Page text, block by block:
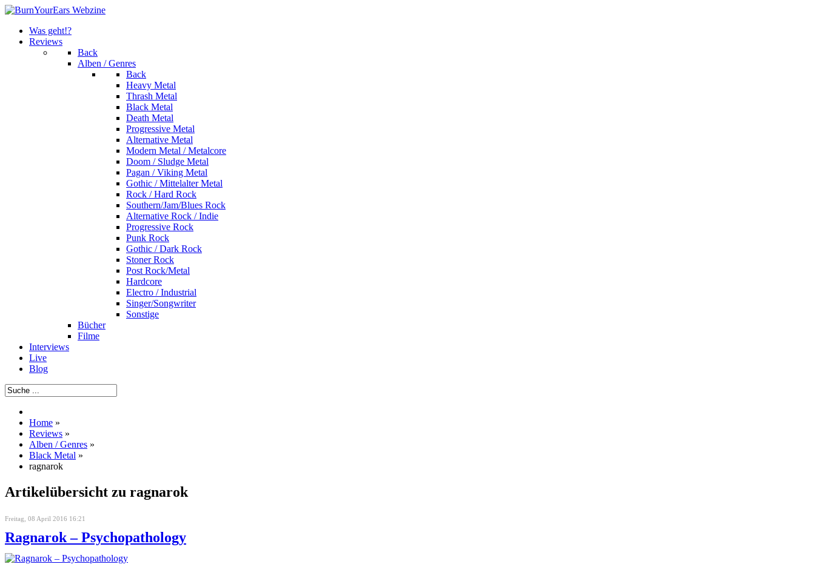
Was geht!?
Reviews
Back
Alben / Genres
Back
Heavy Metal
Thrash Metal
Black Metal
Death Metal
Progressive Metal
Alternative Metal
Modern Metal / Metalcore
Doom / Sludge Metal
Pagan / Viking Metal
Gothic / Mittelalter Metal
Rock / Hard Rock
Southern/Jam/Blues Rock
Alternative Rock / Indie
Progressive Rock
Punk Rock
Gothic / Dark Rock
Stoner Rock
Post Rock/Metal
Hardcore
Electro / Industrial
Singer/Songwriter
Sonstige
Bücher
Filme
Interviews
Live
Blog
Home »
Reviews »
Alben / Genres »
Black Metal »
ragnarok
Artikelübersicht zu ragnarok
Freitag, 08 April 2016 16:21
Ragnarok – Psychopathology